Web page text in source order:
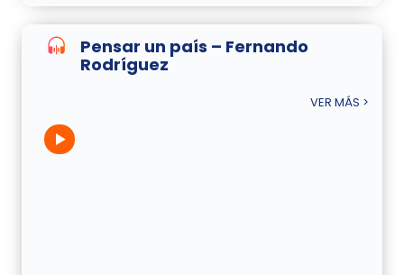
Pensar un país – Fernando
Rodríguez
VER MÁS >